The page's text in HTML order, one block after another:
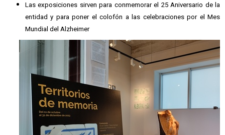
Las exposiciones sirven para conmemorar el 25 Aniversario de la
entidad y para poner el colofón a las celebraciones por el Mes
Mundial del Alzheimer